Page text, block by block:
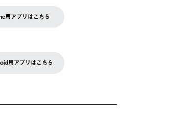
用アプリはこちら
用アプリはこちら